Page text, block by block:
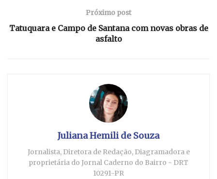
Próximo post
Tatuquara e Campo de Santana com novas obras de
asfalto
Juliana Hemili de Souza
Jornalista, Diretora de Redação, Diagramadora e
proprietária do Jornal Caderno do Bairro - DRT
10291-PR